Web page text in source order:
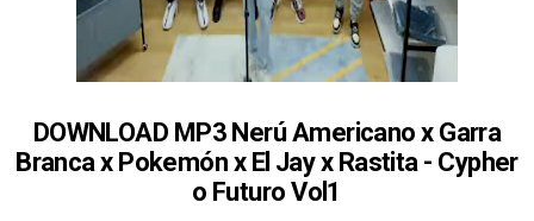
DOWNLOAD MP3 Nerú Americano x Garra
Branca x Pokemón x El Jay x Rastita - Cypher
o Futuro Vol1